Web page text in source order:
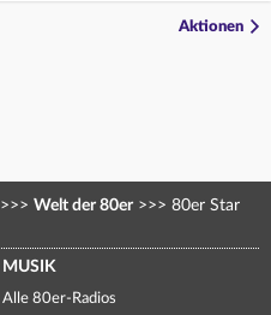
Aktionen
>>> Welt der 80er >>> 80er Star
MUSIK
Alle 80er-Radios